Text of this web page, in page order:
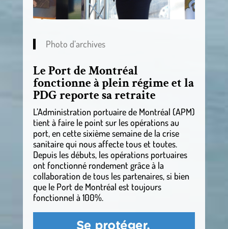
Photo d’archives
Le Port de Montréal
fonctionne à plein régime et la
PDG reporte sa retraite
L’Administration portuaire de Montréal (APM)
tient à faire le point sur les opérations au
port, en cette sixième semaine de la crise
sanitaire qui nous affecte tous et toutes.
Depuis les débuts, les opérations portuaires
ont fonctionné rondement grâce à la
collaboration de tous les partenaires, si bien
que le Port de Montréal est toujours
fonctionnel à 100%.